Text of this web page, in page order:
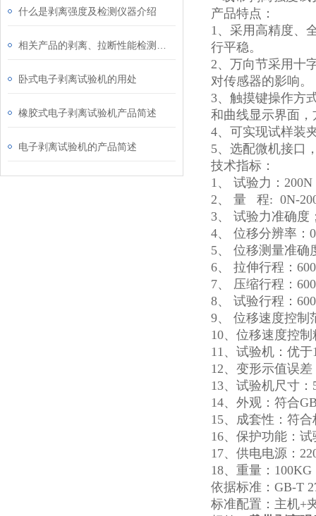
什么是剥离强度及检测仪器介绍
卧式电子剥离试验机的用处
橡胶式电子剥离试验机产品简述
电子剥离试验机的产品简述
产品特点：
1、采用高精度、
行平稳。
2、万向节采用十
对传感器的影响。
3、触摸键操作方
和曲线显示界面
4、可实现试样装
5、选配微机接口
技术指标：
1、 试验力：200N
2、 量 程: 0N-
3、 试验力准确度
4、 位移分辨率：
5、 位移测量准确
6、 拉伸行程：
7、 压缩行程：
8、 试验行程：
9、 位移速度控制
10、位移速度控
11、试验机：优于
12、变形示值误
13、试验机尺寸：
14、外观：符合
15、成套性：符
16、保护功能：
17、供电电源：
18、重量：100KG
依据标准：GB-T
标准配置：主机+